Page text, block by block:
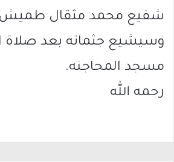
شفيع محمد مثقال طميش
وسيشيع جثمانه بعد صلاة
مسجد المحاجنه.
رحمه الله